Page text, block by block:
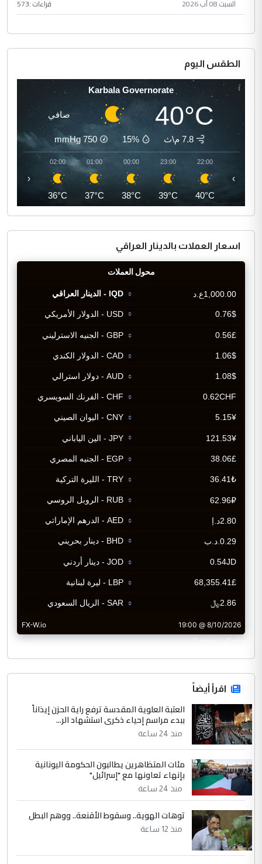
السبت 08 آب 2026 قراءات :573
الطقس اليوم
Karbala Governorate
40°C صافي
7.8 م\ث 15%
750
mmHg
22:00
40°C
23:00
39°C
00:00
38°C
01:00
37°C
02:00
36°C
‹ ›
اسعار العملات بالدينار العراقي
CurrencyRate
اقرأ أيضاً
العتبة العلوية المقدسة ترفع راية الحزن إيذاناً
ببدء مراسم إحياء ذكرى استشهاد الر...
منذ 24 ساعة
مئات المتظاهرين يطالبون الحكومة اليونانية
بإنهاء تعاونها مع "إسرائيل"
منذ 24 ساعة
توهات الهوية.. وسقوط الأقنعة.. ووهم البطل
منذ 12 ساعة